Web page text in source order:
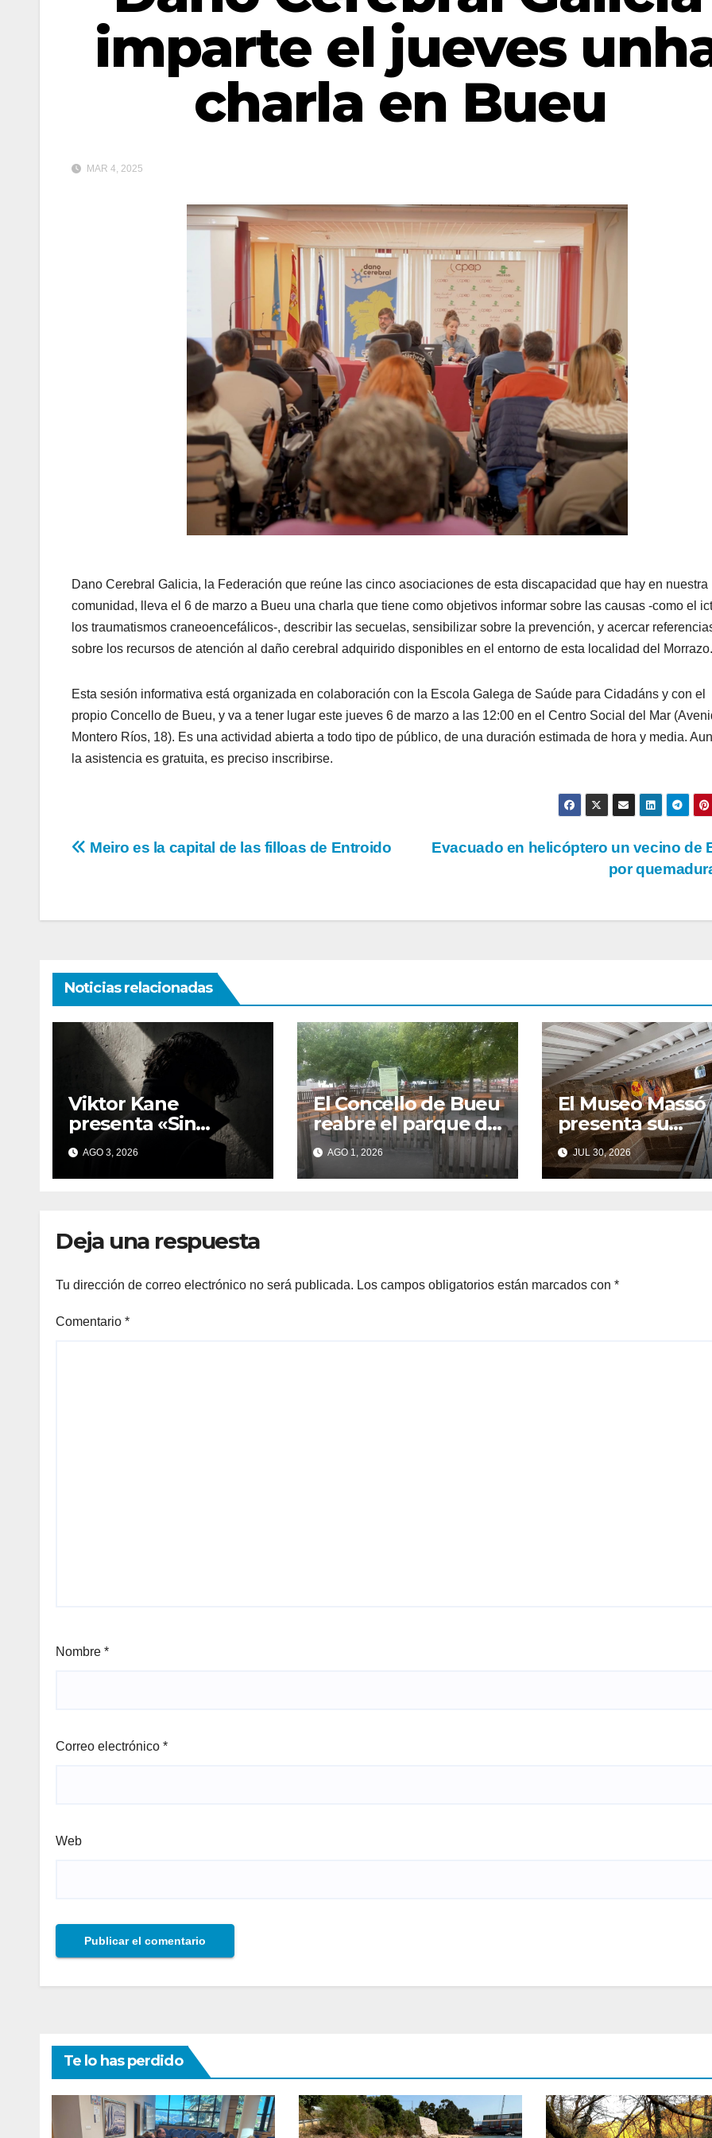
imparte el jueves
charla en Bueu
MAR 4, 2025
Dano Cerebral Galicia, la Federación que reúne las cinco asociaciones de esta discapacidad que hay en nuestra
comunidad, lleva el 6 de marzo a Bueu una charla que tiene como objetivos informar sobre las causas -como el
los traumatismos craneoencefálicos-, describir las secuelas, sensibilizar sobre la prevención, y acercar
sobre los recursos de atención al daño cerebral adquirido disponibles en el entorno de esta localidad del Morrazo.
Esta sesión informativa está organizada en colaboración con la Escola Galega de Saúde para Cidadáns y con el
propio Concello de Bueu, y va a tener lugar este jueves 6 de marzo a las 12:00 en el Centro Social del Mar
Montero Ríos, 18). Es una actividad abierta a todo tipo de público, de una duración estimada de hora y media.
la asistencia es gratuita, es preciso inscribirse.
Navegación
entradas
Evacuado en helicóptero un vecino de
por
Meiro es la capital de las filloas de Entroido
Noticias relacionadas
Viktor Kane
presenta «Sin
testigos»: una
experiencia
inmersiva que
literaria en Bueu
AGO 3, 2026
El Concello de Bueu
reabre el parque de
As Lagoas tras las
quejas vecinales
por su cierre
AGO 1, 2026
El Museo Massó
presenta su
programación
verano
JUL 30, 2026
Deja una respuesta
Tu dirección de correo electrónico no será publicada. Los campos obligatorios están marcados con *
Comentario *
Nombre *
Correo electrónico *
Web
Te lo has perdido